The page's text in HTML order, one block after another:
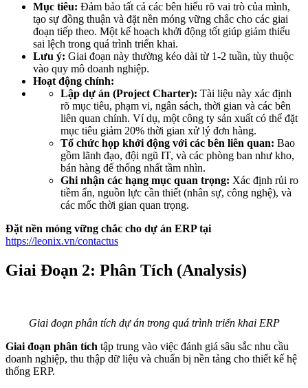
Mục tiêu: Đảm bảo tất cả các bên hiểu rõ vai trò của mình,
tạo sự đồng thuận và đặt nền móng vững chắc cho các giai
đoạn tiếp theo. Một kế hoạch khởi động tốt giúp giảm thiểu
sai lệch trong quá trình triển khai.
Lưu ý: Giai đoạn này thường kéo dài từ 1-2 tuần, tùy thuộc
vào quy mô doanh nghiệp.
Hoạt động chính:
Lập dự án (Project Charter): Tài liệu này xác định
rõ mục tiêu, phạm vi, ngân sách, thời gian và các bên
liên quan chính. Ví dụ, một công ty sản xuất có thể đặt
mục tiêu giảm 20% thời gian xử lý đơn hàng.
Tổ chức họp khởi động với các bên liên quan: Bao
gồm lãnh đạo, đội ngũ IT, và các phòng ban như kho,
bán hàng để thống nhất tầm nhìn.
Ghi nhận các hạng mục quan trọng: Xác định rủi ro
tiềm ẩn, nguồn lực cần thiết (nhân sự, công nghệ), và
các mốc thời gian quan trọng.
Đặt nền móng vững chắc cho dự án ERP tại
https://leonix.vn/contactus
Giai Đoạn 2: Phân Tích (Analysis)
Giai đoạn phân tích dự án trong quá trình triển khai ERP
Giai đoạn phân tích tập trung vào việc đánh giá sâu sắc nhu cầu
doanh nghiệp, thu thập dữ liệu và chuẩn bị nền tảng cho thiết kế hệ
thống ERP.